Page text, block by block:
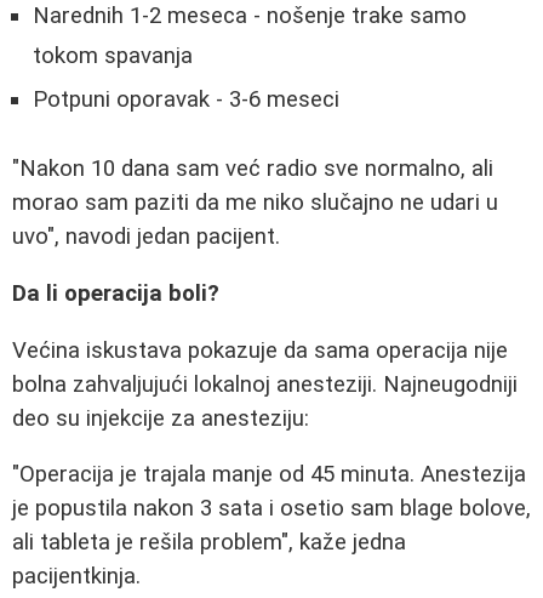
Narednih 1-2 meseca - nošenje trake samo
tokom spavanja
Potpuni oporavak - 3-6 meseci
"Nakon 10 dana sam već radio sve normalno, ali
morao sam paziti da me niko slučajno ne udari u
uvo", navodi jedan pacijent.
Da li operacija boli?
Većina iskustava pokazuje da sama operacija nije
bolna zahvaljujući lokalnoj anesteziji. Najneugodniji
deo su injekcije za anesteziju:
"Operacija je trajala manje od 45 minuta. Anestezija
je popustila nakon 3 sata i osetio sam blage bolove,
ali tableta je rešila problem", kaže jedna
pacijentkinja.